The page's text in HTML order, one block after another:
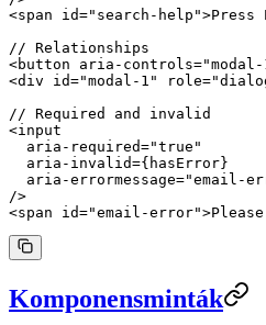
<span id="search-help">Press
// Relationships
<button aria-controls=
<div id="modal-1" role=
// Required and invalid
<input
  aria-required
="true"
  aria-invalid
={hasError}
  aria-errormessage
="email-
/>
<span id="email-error"
Komponensminták